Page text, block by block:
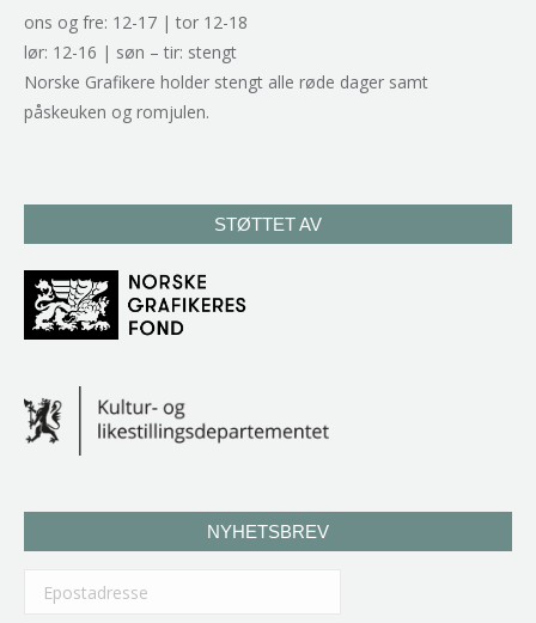
ons og fre: 12-17 | tor 12-18
lør: 12-16 | søn – tir: stengt
Norske Grafikere holder stengt alle røde dager samt
påskeuken og romjulen.
STØTTET AV
NYHETSBREV